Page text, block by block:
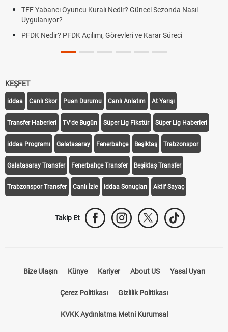
Sezonda Nasıl
Süreci
Deplasman Golü Kuralı Nedir? Hangi
DGS Sonuçları Ne Zaman Açıklanacak
KEŞFET
iddaa Canlı Skor Puan Durumu Canlı Anlatım At Yarışı
Transfer Haberleri TV'de Bugün Süper Lig Fikstür Süper Lig Haberleri
iddaa Programı Galatasaray Fenerbahçe Beşiktaş Trabzonspor
Galatasaray Transfer Fenerbahçe Transfer Beşiktaş Transfer
Trabzonspor Transfer Canlı İzle iddaa Sonuçları Aktif Sayaç